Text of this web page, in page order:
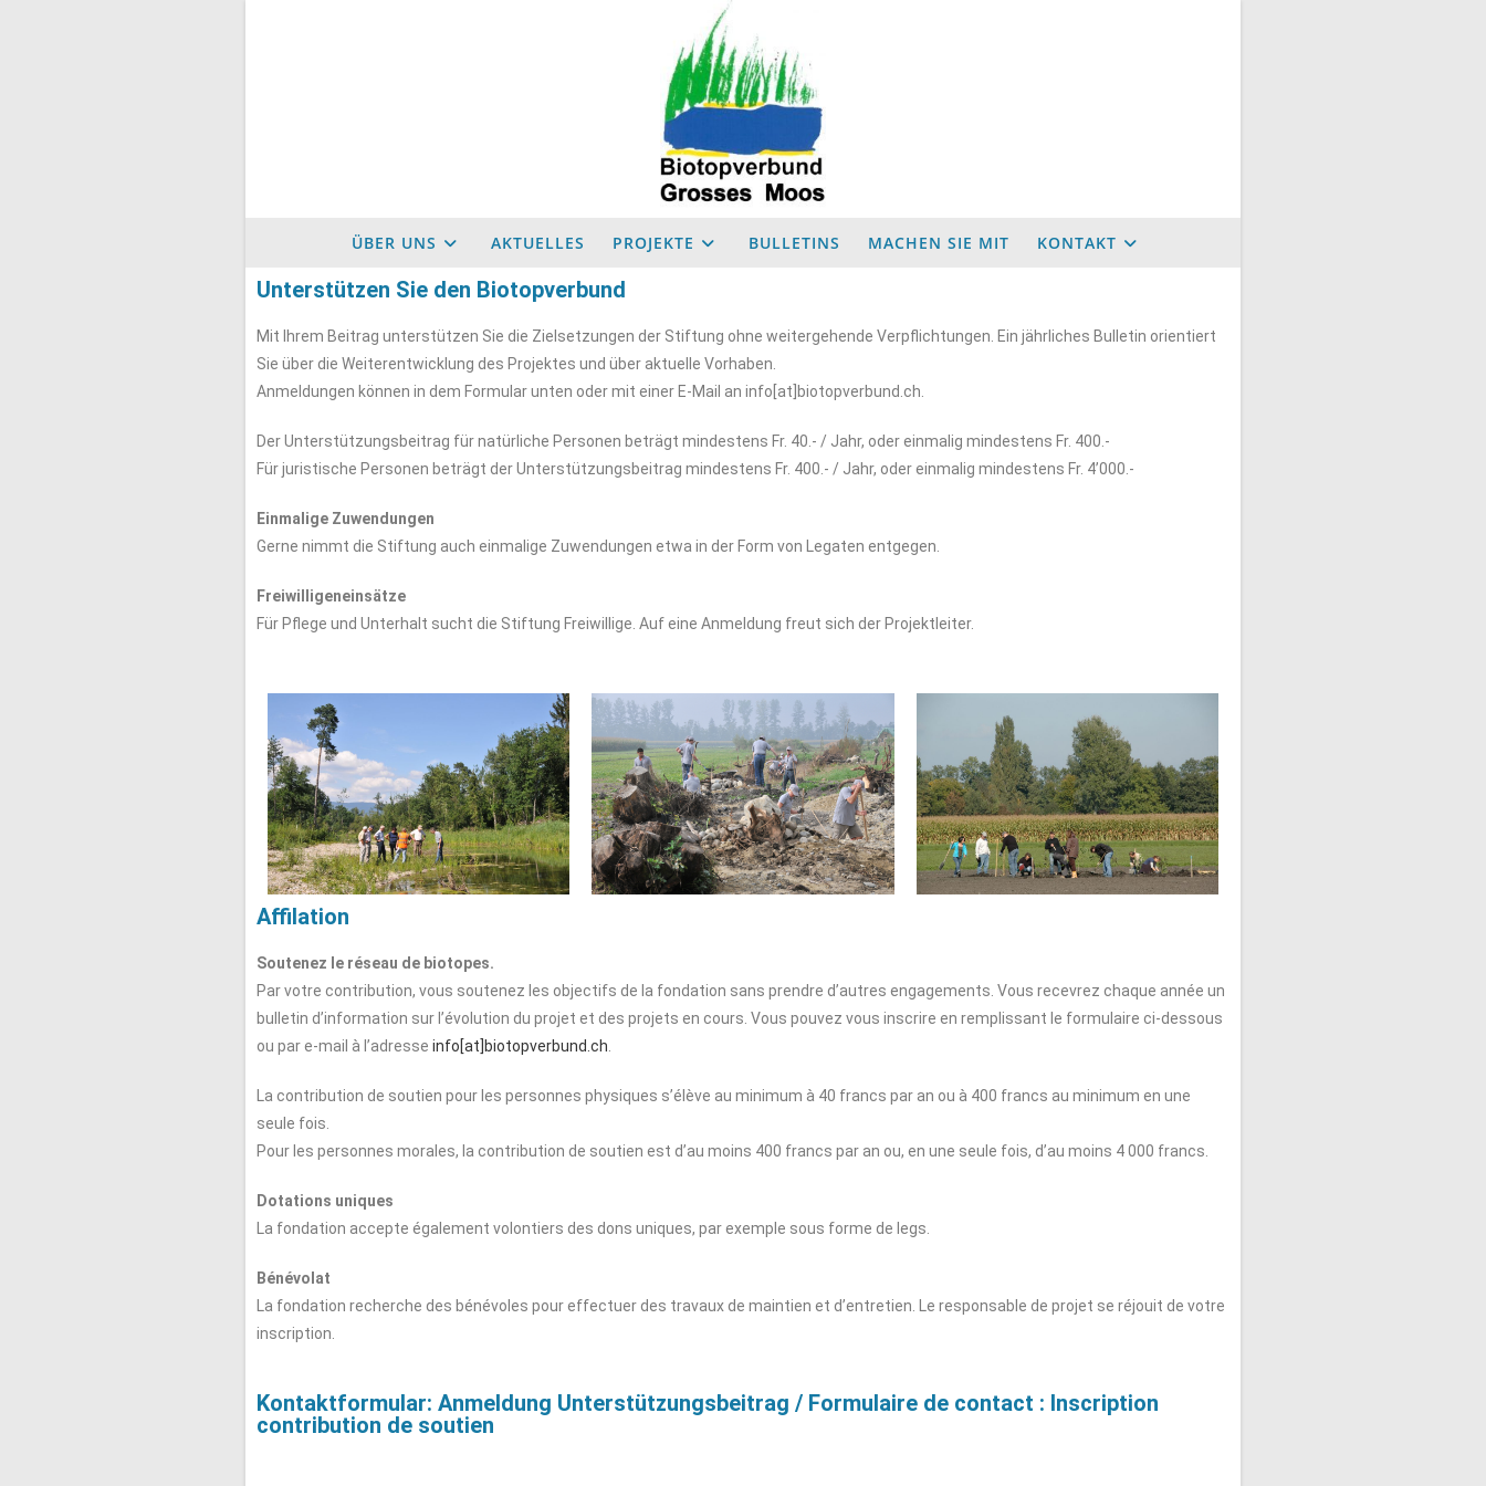
ÜBER UNS AKTUELLES PROJEKTE BULLETINS MACHEN SIE MIT KONTAKT
Unterstützen Sie den Biotopverbund
Mit Ihrem Beitrag unterstützen Sie die Zielsetzungen der Stiftung ohne weitergehende Verpflichtungen. Ein jährliches Bulletin orientiert
Sie über die Weiterentwicklung des Projektes und über aktuelle Vorhaben.
Anmeldungen können in dem Formular unten oder mit einer E-Mail an info [at] biotopverbund.ch.
Der Unterstützungsbeitrag für natürliche Personen beträgt mindestens Fr. 40.- / Jahr, oder einmalig mindestens Fr. 400.-
Für juristische Personen beträgt der Unterstützungsbeitrag mindestens Fr. 400.- / Jahr, oder einmalig mindestens Fr. 4’000.-
Einmalige Zuwendungen
Gerne nimmt die Stiftung auch einmalige Zuwendungen etwa in der Form von Legaten entgegen.
Freiwilligeneinsätze
Für Pflege und Unterhalt sucht die Stiftung Freiwillige. Auf eine Anmeldung freut sich der Projektleiter.
Affilation
Soutenez le réseau de biotopes.
Par votre contribution, vous soutenez les objectifs de la fondation sans prendre d’autres engagements. Vous recevrez chaque année un
bulletin d’information sur l’évolution du projet et des projets en cours. Vous pouvez vous inscrire en remplissant le formulaire ci-dessous
ou par e-mail à l’adresse info[at]biotopverbund.ch
La contribution de soutien pour les personnes physiques s’élève au minimum à 40 francs par an ou à 400 francs au minimum en une
seule fois.
Pour les personnes morales, la contribution de soutien est d’au moins 400 francs par an ou, en une seule fois, d’au moins 4 000 francs.
Dotations uniques
La fondation accepte également volontiers des dons uniques, par exemple sous forme de legs.
Bénévolat
La fondation recherche des bénévoles pour effectuer des travaux de maintien et d’entretien. Le responsable de projet se réjouit de votre
inscription.
Kontaktformular: Anmeldung Unterstützungsbeitrag / Formulaire de contact : Inscription
contribution de soutien